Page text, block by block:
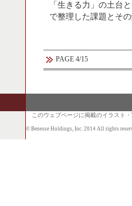
「生きる力」の土台
で整理した課題とそ
PAGE 4/15
このウェブページに掲載のイラスト・
© Benesse Holdings, Inc. 2014 All rights